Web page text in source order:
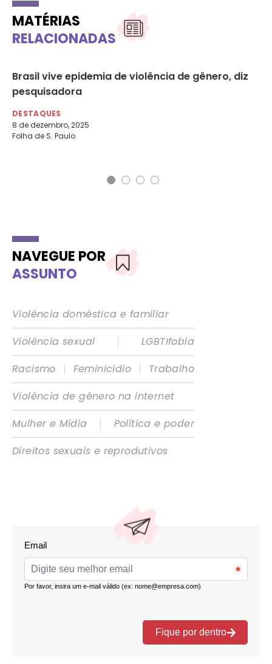
MATÉRIAS
RELACIONADAS
Brasil vive epidemia de violência de gênero, diz
pesquisadora
DESTAQUES
8 de dezembro, 2025
Folha de S. Paulo
NAVEGUE POR
ASSUNTO
Violência doméstica e familiar
Violência sexual
|
LGBTIfobia
Racismo
| Feminicídio |
Trabalho
Violência de gênero na internet
Mulher e Mídia
|
Política e poder
Direitos sexuais e reprodutivos